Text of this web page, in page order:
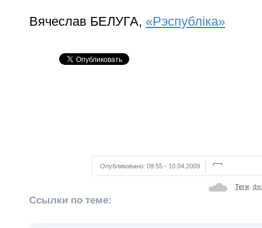
Вячеслав БЕЛУГА, «Рэспублiка»
Опубликовано: 09:55 - 10.04.2009
Теги:
Ссылки по теме: